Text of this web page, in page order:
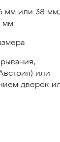
мм или 38 мм;
мм
или
дверок